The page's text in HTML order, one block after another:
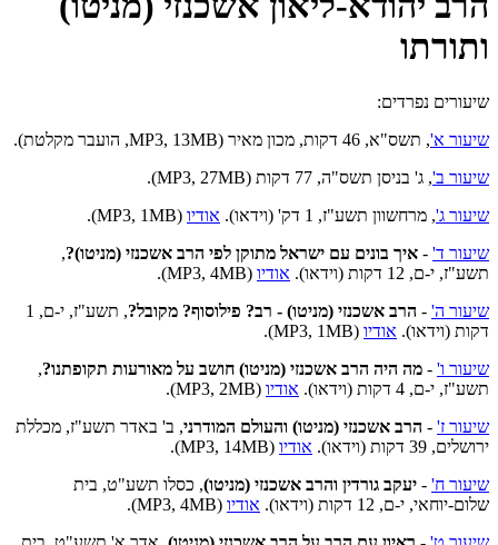
ותורתו
שיעורים נפרדים:
שיעור א', תשס"א, 46 דקות, מכון מאיר (MP3, 13MB, הועבר מקלטת).
שיעור ב', ג' בניסן תשס"ה, 77 דקות (MP3, 27MB).
שיעור ג', מרחשוון תשע"ז, 1 דק' (וידאו). אודיו (MP3, 1MB).
שיעור ד' - איך בונים עם ישראל מתוקן לפי הרב אשכנזי (מניטו)?,
תשע"ז, י-ם, 12 דקות (וידאו).
אודיו (MP3, 4MB).
שיעור ה' - הרב אשכנזי (מניטו) - רב? פילוסוף? מקובל?
, תשע"ז, י-ם, 1
דקות (וידאו). אודיו (MP3, 1MB).
שיעור ו' - מה היה הרב אשכנזי (מניטו) חושב על מאורעות תקופתנו?,
תשע"ז, י-ם, 4 דקות (וידאו).
אודיו (MP3, 2MB).
שיעור ז' - הרב אשכנזי (מניטו) והעולם המודרני, ב' באדר תשע"ז, מכללת
ירושלים, 39 דקות (וידאו).
אודיו (MP3, 14MB).
שיעור ח' - יעקב גורדין והרב אשכנזי (מניטו), כסלו תשע"ט, בית
שלום-יוחאי, י-ם, 12 דקות (וידאו).
אודיו (MP3, 4MB).